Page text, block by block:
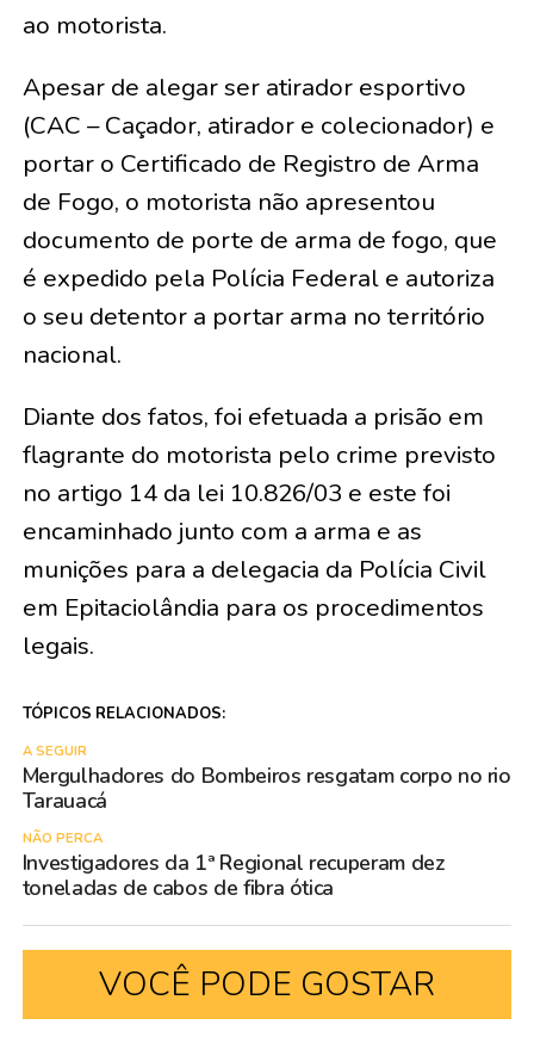
ao motorista.
Apesar de alegar ser atirador esportivo
(CAC – Caçador, atirador e colecionador) e
portar o Certificado de Registro de Arma
de Fogo, o motorista não apresentou
documento de porte de arma de fogo, que
é expedido pela Polícia Federal e autoriza
o seu detentor a portar arma no território
nacional.
Diante dos fatos, foi efetuada a prisão em
flagrante do motorista pelo crime previsto
no artigo 14 da lei 10.826/03 e este foi
encaminhado junto com a arma e as
munições para a delegacia da Polícia Civil
em Epitaciolândia para os procedimentos
legais.
TÓPICOS RELACIONADOS:
A SEGUIR
Mergulhadores do Bombeiros resgatam corpo no rio
Tarauacá
NÃO PERCA
Investigadores da 1ª Regional recuperam dez
toneladas de cabos de fibra ótica
VOCÊ PODE GOSTAR